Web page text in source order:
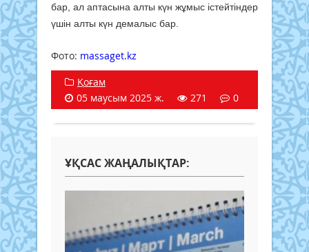
бар, ал аптасына алты күн жұмыс істейтіндер
үшін алты күн демалыс бар.
Фото: ​ massaget.kz
Қоғам
05 маусым 2025 ж.
271 0
ҰҚСАС ЖАҢАЛЫҚТАР: